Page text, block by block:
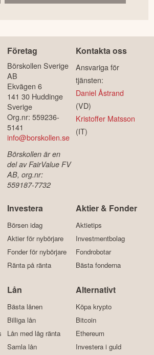
Företag
Börskollen Sverige
AB
Ekvägen 6
141 30 Huddinge
Sverige
Org.nr: 559236-
5141
info@borskollen.se
Börskollen är en
del av FairValue FV
AB, org.nr:
559187-7732
Kontakta oss
Ansvariga för
tjänsten:
Daniel Åstrand
(VD)
Kristoffer Matsson
(IT)
Investera
Börsen idag
Aktier för nybörjare
Fonder för nybörjare
Ränta på ränta
Aktier & Fonder
Aktietips
Investmentbolag
Fondrobotar
Bästa fonderna
Lån
Bästa lånen
Billiga lån
Lån med låg ränta
Samla lån
Alternativt
Köpa krypto
Bitcoin
Ethereum
Investera i guld